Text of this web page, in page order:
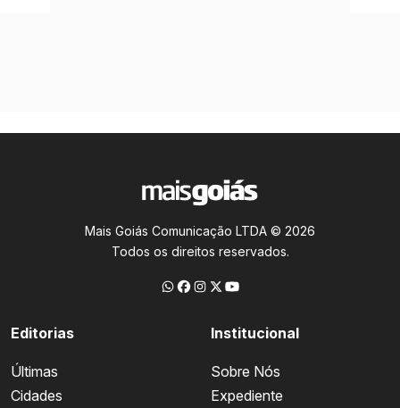
Mais Goiás Comunicação LTDA © 2026
Todos os direitos reservados.
Editorias
Últimas
Cidades
Institucional
Sobre Nós
Expediente